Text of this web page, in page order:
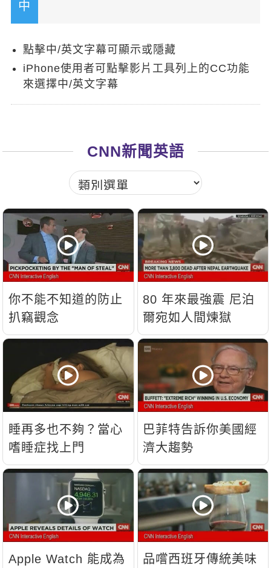
新聞英文
點擊中/英文字幕可顯示或隱藏
iPhone使用者可點擊影片工具列上的CC功能
來選擇中/英文字幕
CNN新聞英語
你不能不知道的防止
扒竊觀念
80 年來最強震 尼泊
爾宛如人間煉獄
睡再多也不夠？當心
嗜睡症找上門
巴菲特告訴你美國經
濟大趨勢
Apple Watch 能成為
品嚐西班牙傳統美味